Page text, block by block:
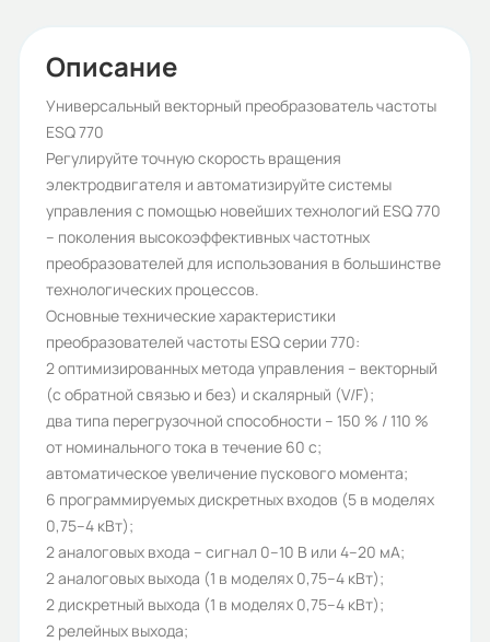
ESQ-770
Бренд:
ESQ
Тип нагрузки:
тяжелая, тяжелая
Рабочее напряжение (В):
0-380
Частота сети (Гц):
0-500 Гц
Номинальный ток (А):
112/150
Протокол связи ModBus:
Да
Количество фаз:
3
Описание
Универсальный векторный преобразователь частоты
ESQ 770
Регулируйте точную скорость вращения
электродвигателя и автоматизируйте системы
управления с помощью новейших технологий ESQ 770
– поколения высокоэффективных частотных
преобразователей для использования в большинстве
технологических процессов.
Основные технические характеристики
преобразователей частоты ESQ серии 770:
2 оптимизированных метода управления – векторный
(с обратной связью и без) и скалярный (V/F);
два типа перегрузочной способности – 150 % / 110 %
от номинального тока в течение 60 с;
автоматическое увеличение пускового момента;
6 программируемых дискретных входов (5 в моделях
0,75–4 кВт);
2 аналоговых входа – сигнал 0–10 В или 4–20 мA;
2 аналоговых выхода (1 в моделях 0,75–4 кВт);
2 дискретный выхода (1 в моделях 0,75–4 кВт);
2 релейных выхода;